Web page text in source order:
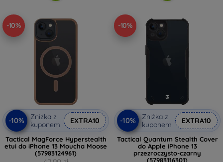
-10%
-10%
Zniżka z
kuponem
EXTRA10
Tactical MagForce Hyperstealth
etui do iPhone 13 Moucha Moose
(57983124961)
-10%
-10%
Zniżka z
kuponem
EXTRA10
Tactical Quantum Stealth Cover
do Apple iPhone 13
przezroczysto-czarny
(57983116301)